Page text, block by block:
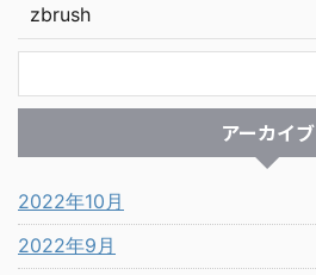
zbrush
アーカイブ
2022年10月
2022年9月